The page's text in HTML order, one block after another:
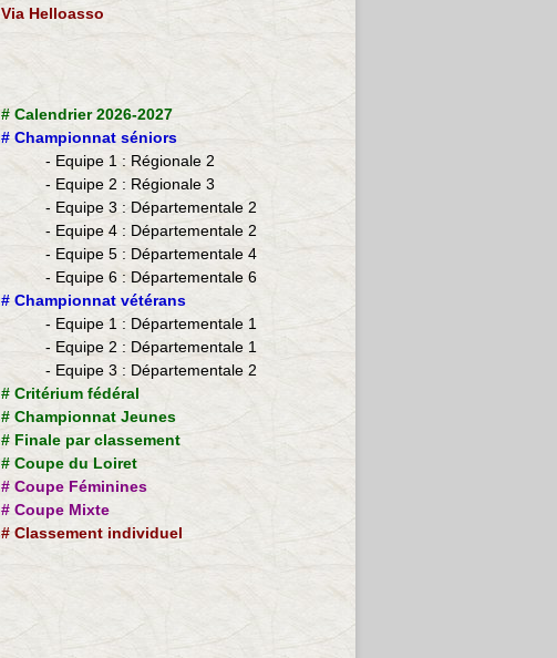
Via Helloasso
# Calendrier 2026-2027
# Championnat séniors
- Equipe 1 : Régionale 2
- Equipe 2 : Régionale 3
- Equipe 3 : Départementale 2
- Equipe 4 : Départementale 2
- Equipe 5 : Départementale 4
- Equipe 6 : Départementale 6
​# Championnat vétérans
- ​Equipe 1 : Départementale 1
- Equipe 2 : Départementale 1
- Equipe 3 : Départementale 2
# Critérium fédéral
# Championnat Jeunes
# Finale par classement
# Coupe du Loiret
# Coupe Féminines
# Coupe Mixte
#Classement individuel